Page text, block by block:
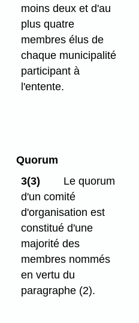
moins deux et d'au
plus quatre
membres élus de
chaque municipalité
participant à
l'entente.
Quorum
3(3)
Le quorum
d'un comité
d'organisation est
constitué d'une
majorité des
membres nommés
en vertu du
paragraphe (2).